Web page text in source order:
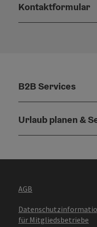
Kontaktformular
B2B Services
Urlaub planen &
AGB
für Mitgliedsbetriebe